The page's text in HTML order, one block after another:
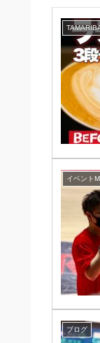
イベント
ブログ